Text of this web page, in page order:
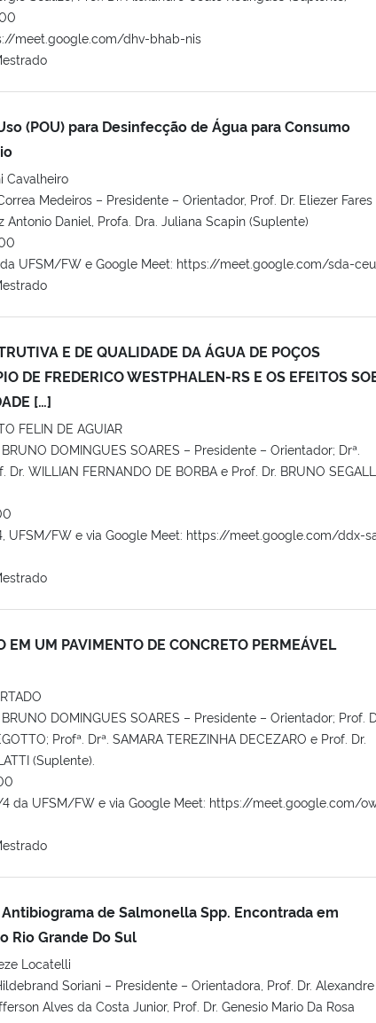
meet.google.com/dhv-bhab-nis
(POU) para Desinfecção de Água para Consumo
Cavalheiro
Medeiros – Presidente – Orientador, Prof. Dr. Eliezer Fares
Antonio Daniel, Profa. Dra. Juliana Scapin (Suplente)
UFSM/FW e Google Meet: https://meet.google.com/sda-
E DE QUALIDADE DA ÁGUA DE POÇOS
DE FREDERICO WESTPHALEN-RS E OS EFEITOS
[…]
FELIN DE AGUIAR
DOMINGUES SOARES – Presidente – Orientador; Drª.
Dr. WILLIAN FERNANDO DE BORBA e Prof. Dr. BRUNO
UFSM/FW e via Google Meet: https://meet.google.com/ddx-
EM UM PAVIMENTO DE CONCRETO PERMEÁVEL
DOMINGUES SOARES – Presidente – Orientador; Prof.
Profª. Drª. SAMARA TEREZINHA DECEZARO e Prof. Dr.
(Suplente).
da UFSM/FW e via Google Meet: https://meet.google.com/
de Salmonella Spp. Encontrada em
Rio Grande Do Sul
Locatelli
Soriani – Presidente – Orientadora, Prof. Dr. Alexandre
Alves da Costa Junior, Prof. Dr. Genesio Mario Da Rosa